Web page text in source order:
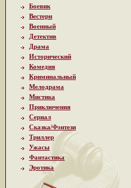
Боевик
Вестерн
Военный
Детектив
Драма
Исторический
Комедия
Криминальный
Мелодрама
Мистика
Приключения
Сериал
Сказка/Фэнтези
Триллер
Ужасы
Фантастика
Эротика